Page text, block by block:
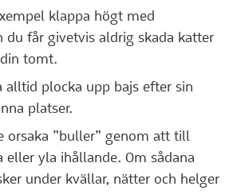
klappa högt med
du får givetvis aldrig skada katter
tomt.
alltid plocka upp bajs efter sin
platser.
orsaka ”buller” genom att till
eller yla ihållande. Om sådana
under kvällar, nätter och helger